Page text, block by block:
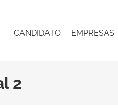
CANDIDATO EMPRESAS
2